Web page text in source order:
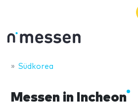
Südkorea
Messen in Incheon